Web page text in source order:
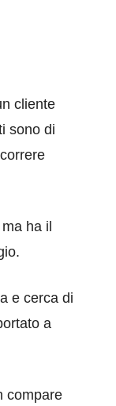
cliente
sono di
ha il
e cerca di
a
compare